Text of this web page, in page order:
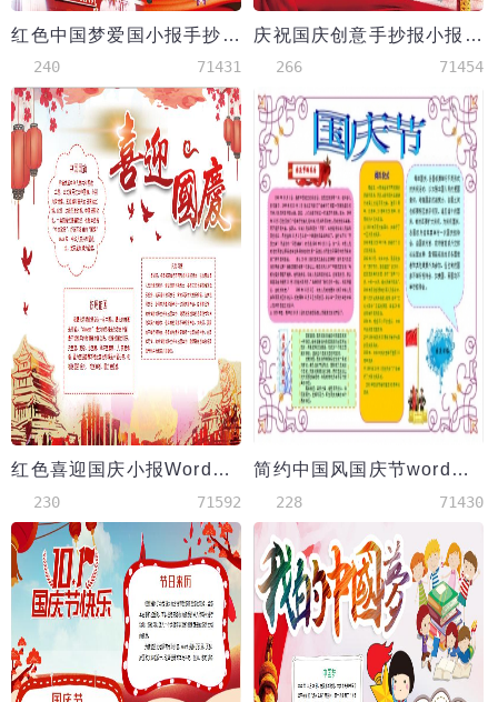
红色中国梦爱国小报手抄报Word模板
240 71431
庆祝国庆创意手抄报小报模板
266 71454
红色喜迎国庆小报Word模板
230 71592
简约中国风国庆节word手抄报小报模板
228 71430